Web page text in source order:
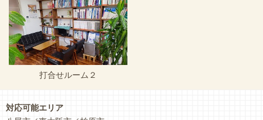
打合せルーム２
対応可能エリア